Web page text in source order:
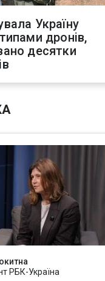
Україну
дронів,
десятки
РБК-Україна